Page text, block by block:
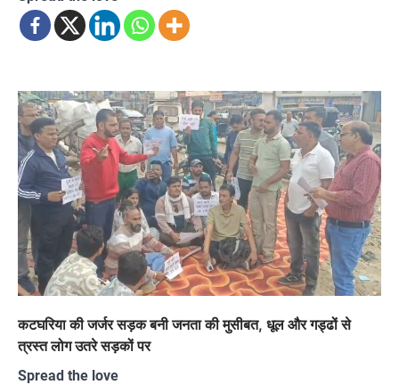
कटघरिया की जर्जर सड़क बनी जनता की मुसीबत, धूल और गड्ढों से
त्रस्त लोग उतरे सड़कों पर
Spread the love